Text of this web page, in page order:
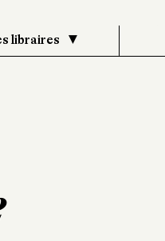
libraires